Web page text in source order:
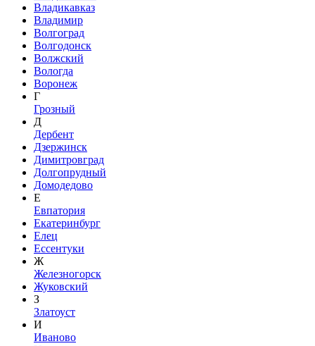
Владикавказ
Владимир
Волгоград
Волгодонск
Волжский
Вологда
Воронеж
Г
Грозный
Д
Дербент
Дзержинск
Димитровград
Долгопрудный
Домодедово
Е
Евпатория
Екатеринбург
Елец
Ессентуки
Ж
Железногорск
Жуковский
З
Златоуст
И
Иваново